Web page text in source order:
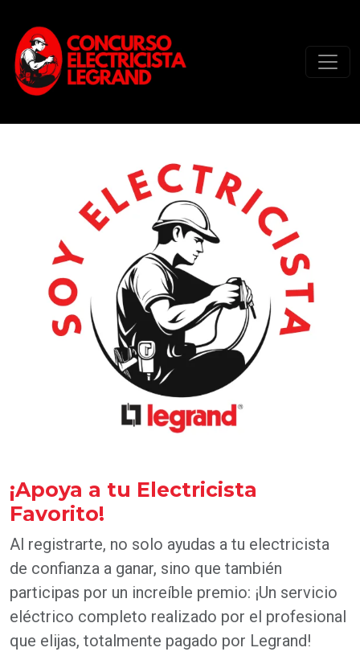
¡Apoya a tu Electricista
Favorito!
Al registrarte, no solo ayudas a tu electricista
de confianza a ganar, sino que también
participas por un increíble premio: ¡Un servicio
eléctrico completo realizado por el profesional
que elijas, totalmente pagado por Legrand!